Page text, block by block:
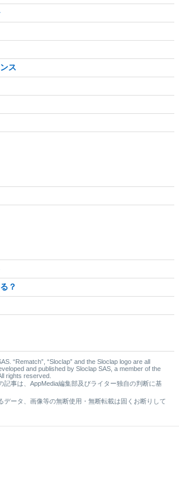
ス
？
“Rematch”, “Sloclap” and the Sloclap logo are all
and published by Sloclap SAS, a member of the
rights reserved.
事は、AppMedia編集部及びライター独自の判断に基
ータ、画像等の無断使用・無断転載は固くお断りして